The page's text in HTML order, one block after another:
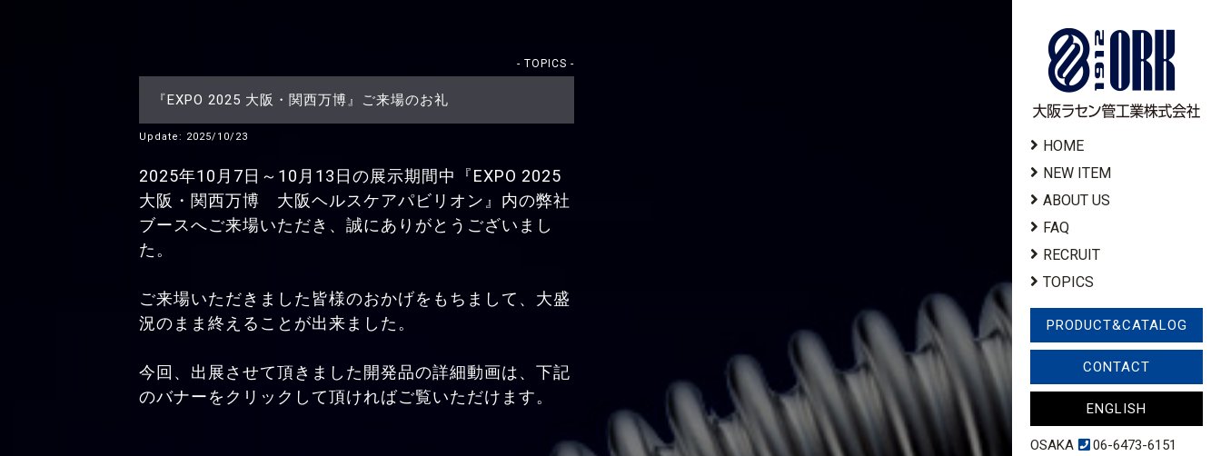
HOME
NEW ITEM
ABOUT US
FAQ
RECRUIT
TOPICS
PRODUCT&CATALOG
CONTACT
ENGLISH
OSAKA
06-6473-6151
- TOPICS -
『EXPO 2025 大阪・関西万博』ご来場のお礼
Update: 2025/10/23
2025年10月7日～10月13日の展示期間中『EXPO 2025
大阪・関西万博 大阪ヘルスケアパビリオン』内の弊社
ブースへご来場いただき、誠にありがとうございまし
た。
ご来場いただきました皆様のおかげをもちまして、大盛
況のまま終えることが出来ました。
今回、出展させて頂きました開発品の詳細動画は、下記
のバナーをクリックして頂ければご覧いただけます。